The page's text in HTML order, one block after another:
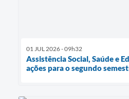
01 JUL 2026 - 09h32
Assistência Social, Saúde e
ações para o segundo